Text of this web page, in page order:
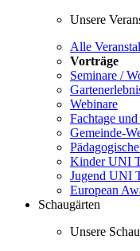
Unsere
Alle
Vorträge
Seminare /
Webinare
Fachtage
Gemeinde-
Kinder UNI
Jugend UNI
European
Schaugärten
Unsere